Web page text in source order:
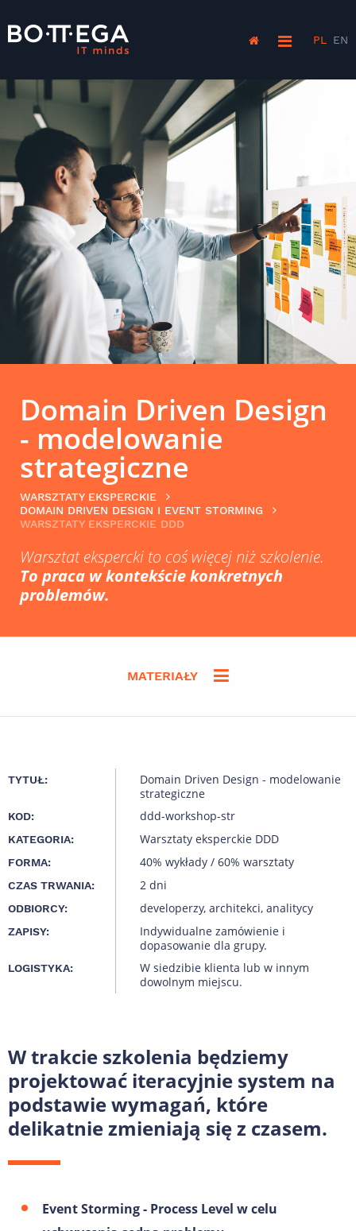
PL EN
Domain Driven Design
- modelowanie
strategiczne
WARSZTATY EKSPERCKIE
DOMAIN DRIVEN DESIGN I EVENT STORMING
WARSZTATY EKSPERCKIE DDD
Warsztat ekspercki to coś więcej niż szkolenie.
To praca w kontekście konkretnych
problemów.
MATERIAŁY
TYTUŁ:
Domain Driven Design - modelowanie
strategiczne
KOD: ddd-workshop-str
KATEGORIA: Warsztaty eksperckie DDD
FORMA: 40% wykłady / 60% warsztaty
CZAS TRWANIA: 2 dni
ODBIORCY: developerzy, architekci, analitycy
ZAPISY:
Indywidualne zamówienie i
dopasowanie dla grupy.
LOGISTYKA:
W siedzibie klienta lub w innym
dowolnym miejscu.
W trakcie szkolenia będziemy
projektować iteracyjnie system na
podstawie wymagań, które
delikatnie zmieniają się z czasem.
Event Storming - Process Level w celu